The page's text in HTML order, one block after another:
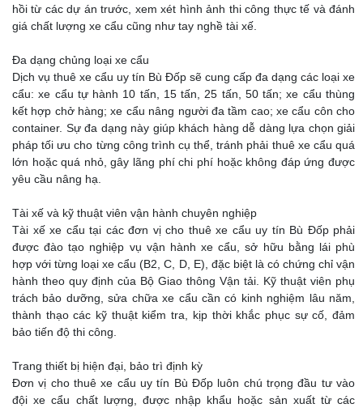
hồi từ các dự án trước, xem xét hình ảnh thi công thực tế và đánh
giá chất lượng xe cẩu cũng như tay nghề tài xế.
Đa dạng chủng loại xe cẩu
Dịch vụ thuê xe cẩu uy tín Bù Đốp sẽ cung cấp đa dạng các loại xe
cẩu: xe cẩu tự hành 10 tấn, 15 tấn, 25 tấn, 50 tấn; xe cẩu thùng
kết hợp chở hàng; xe cẩu nâng người đa tầm cao; xe cẩu côn cho
container. Sự đa dạng này giúp khách hàng dễ dàng lựa chọn giải
pháp tối ưu cho từng công trình cụ thể, tránh phải thuê xe cẩu quá
lớn hoặc quá nhỏ, gây lãng phí chi phí hoặc không đáp ứng được
yêu cầu nâng hạ.
Tài xế và kỹ thuật viên vận hành chuyên nghiệp
Tài xế xe cẩu tại các đơn vị cho thuê xe cẩu uy tín Bù Đốp phải
được đào tạo nghiệp vụ vận hành xe cẩu, sở hữu bằng lái phù
hợp với từng loại xe cẩu (B2, C, D, E), đặc biệt là có chứng chỉ vận
hành theo quy định của Bộ Giao thông Vận tải. Kỹ thuật viên phụ
trách bảo dưỡng, sửa chữa xe cẩu cần có kinh nghiệm lâu năm,
thành thạo các kỹ thuật kiểm tra, kịp thời khắc phục sự cố, đảm
bảo tiến độ thi công.
Trang thiết bị hiện đại, bảo trì định kỳ
Đơn vị cho thuê xe cẩu uy tín Bù Đốp luôn chú trọng đầu tư vào
đội xe cẩu chất lượng, được nhập khẩu hoặc sản xuất từ các